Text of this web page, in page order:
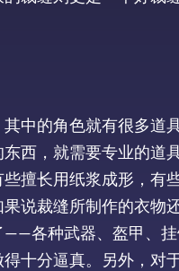
中的角色就有很多
西，就需要专业的道
擅长用纸浆成形，有
说裁缝所制作的衣
各种武器、盔甲、
十分逼真。另外，